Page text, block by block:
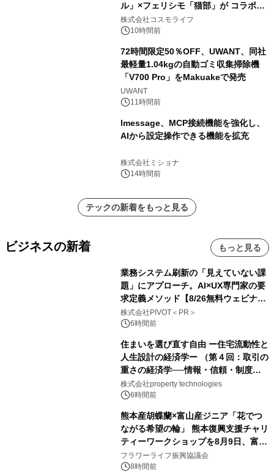
ル」×フェリシモ「猫部」が コラボキ
ャンペーンを実施
株式会社コスモライフ
10時間前
72時間限定50％OFF、UWANT、同社
最軽量1.04kgの自動ゴミ収集掃除機
「V700 Pro」をMakuakeで発売
UWANT
11時間前
lmessage、MCP接続機能を強化し、
AIから設定操作できる機能を拡充
株式会社ミショナ
14時間前
テックの新着をもっと見る
ビジネスの新着 もっと見る
業務システム刷新の「見えていない課
題」にアプローチ。AI×UX専門家の要
求定義メソッド【8/26無料ウェビナ
ー】株式会社PIVOT
株式会社PIVOT＜PR＞
6時間前
住まいを選び直す自由 ー住宅流動性と
人生設計の経済学ー （第４回：取引の
重さの経済学──情報・信頼・制度を
PropTechはどう組み替えるか）｜
PropTech-Lab
株式会社property technologies
6時間前
熊本産胡蝶蘭×富山産ジニア「花でつ
ながる希望の輪」 熊本復興支援チャリ
ティーワークショップを8月9日、富
山・射水で開催
フラワーライフ振興協議会
8時間前